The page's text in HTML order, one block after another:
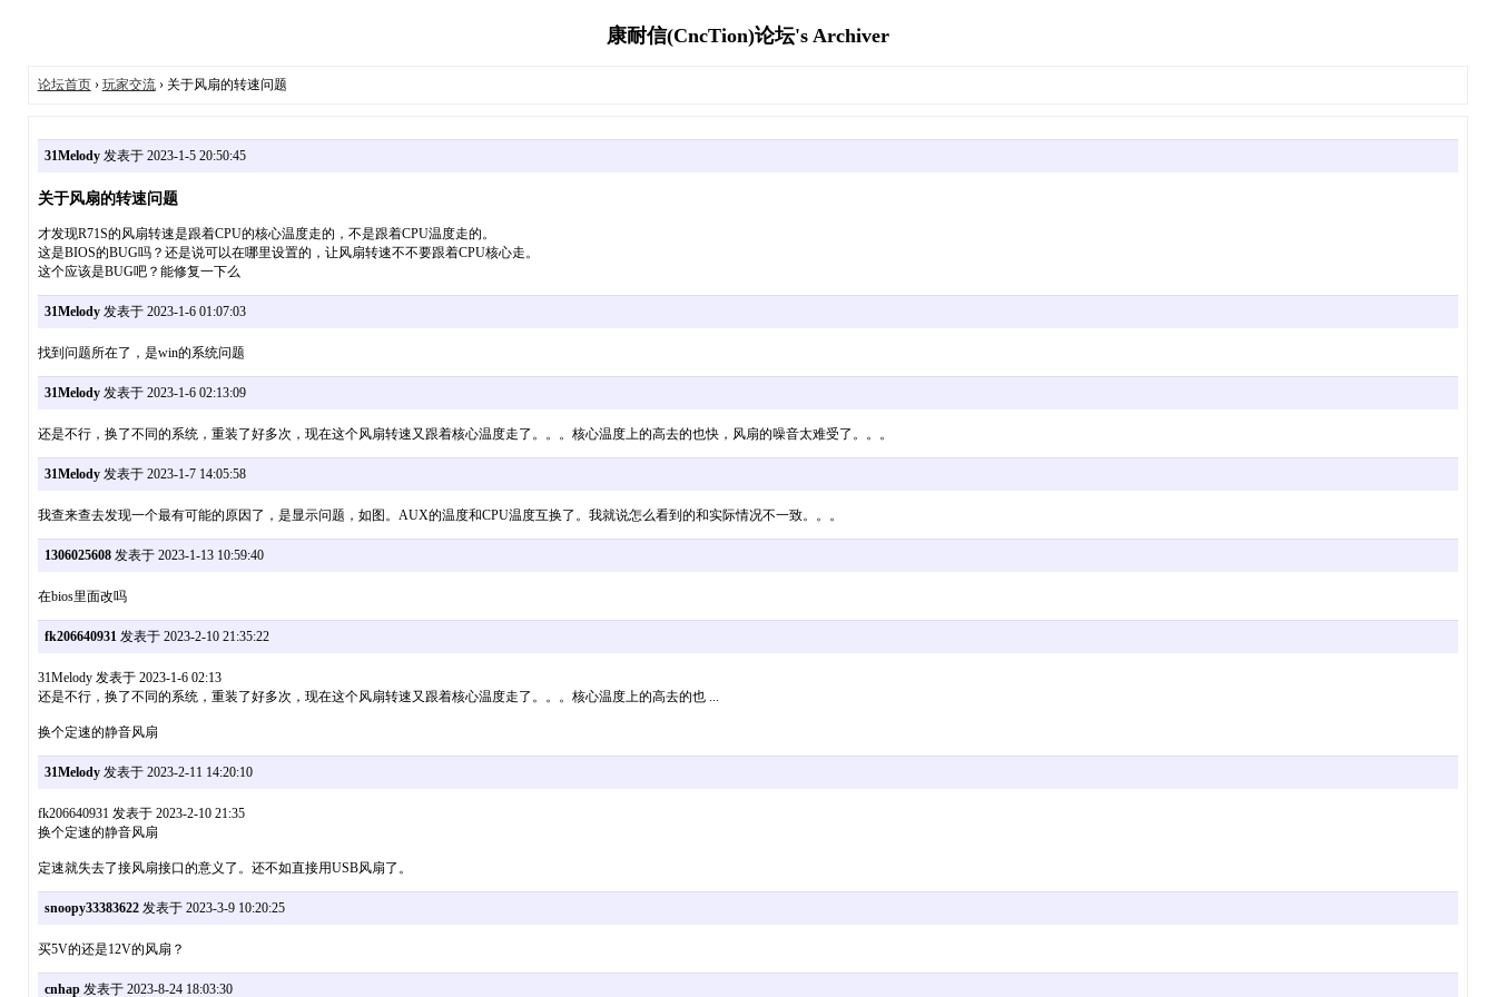
康耐信(CncTion)论坛's Archiver
论坛首页› 玩家交流› 关于风扇的转速问题
31Melody发表于 2023-1-5 20:50:45
关于风扇的转速问题
才发现R71S的风扇转速是跟着CPU的核心温度走的，不是跟着CPU温度走的。
这是BIOS的BUG吗？还是说可以在哪里设置的，让风扇转速不不要跟着CPU核心走。
这个应该是BUG吧？能修复一下么
31Melody发表于 2023-1-6 01:07:03
找到问题所在了，是win的系统问题
31Melody发表于 2023-1-6 02:13:09
还是不行，换了不同的系统，重装了好多次，现在这个风扇转速又跟着核心温度走了。。。核心温度上的高去的也快，风扇的噪音太难受了。。。
31Melody发表于 2023-1-7 14:05:58
我查来查去发现一个最有可能的原因了，是显示问题，如图。AUX的温度和CPU温度互换了。我就说怎么看到的和实际情况不一致。。。
1306025608发表于 2023-1-13 10:59:40
在bios里面改吗
fk206640931发表于 2023-2-10 21:35:22
31Melody 发表于 2023-1-6 02:13
还是不行，换了不同的系统，重装了好多次，现在这个风扇转速又跟着核心温度走了。。。核心温度上的高去的也 ...
换个定速的静音风扇
31Melody发表于 2023-2-11 14:20:10
fk206640931 发表于 2023-2-10 21:35
换个定速的静音风扇
定速就失去了接风扇接口的意义了。还不如直接用USB风扇了。
snoopy33383622发表于 2023-3-9 10:20:25
买5V的还是12V的风扇？
cnhap发表于 2023-8-24 18:03:30